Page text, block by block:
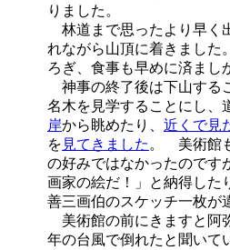
りました。
林道まで思ったより早く
れながら山頂に着きまし
ろぎ、食事も早めに済まし
神事の終了後は下山する
名木を見学することにし、
岸から眺めたり、 近くで見
を 見てきました 。 美術館
の好みではなかったのです
画家の絵だ！」と納得した
善三画伯のスケッチ一枚が
美術館の前にきますと阿
年の台風で倒れたと聞いて